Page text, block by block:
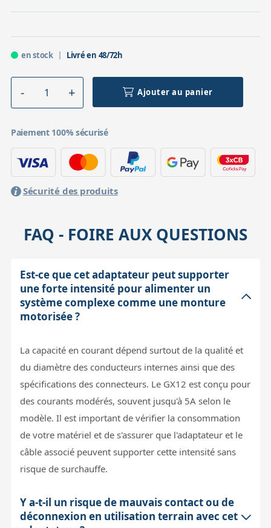
en stock Livré en 48/72h
Ajouter au panier
Paiement 100% sécurisé
Sécurité des produits
FAQ - FOIRE AUX QUESTIONS
Est-ce que cet adaptateur peut supporter
une forte intensité pour alimenter un
système complexe comme une monture
motorisée ?
La capacité en courant dépend surtout de la qualité et
du diamètre des conducteurs internes ainsi que des
spécifications des connecteurs. Le GX12 est conçu pour
des courants modérés, souvent jusqu'à 5A selon le
modèle. Il est important de vérifier la consommation
de votre matériel et de s'assurer que l'adaptateur et le
câble associé peuvent supporter cette intensité sans
risque de surchauffe.
Y a-t-il un risque de mauvais contact ou de
déconnexion en utilisation terrain avec cet